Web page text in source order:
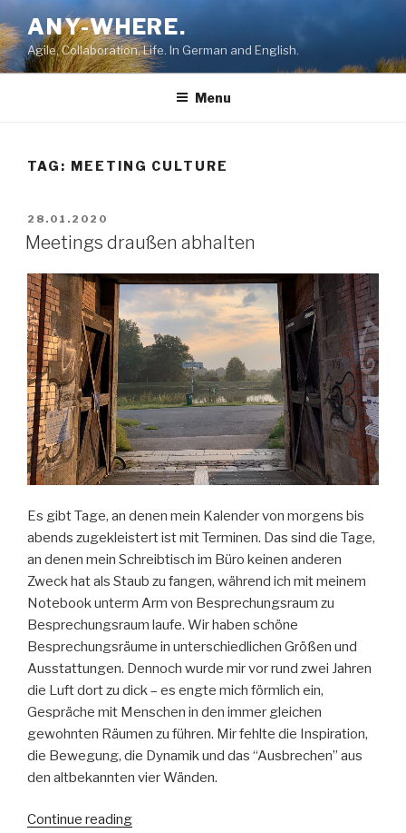
Skip
to
content
ANY-WHERE.
Agile, Collaboration, Life. In German and English.
Menu
TAG: MEETING CULTURE
POSTED
ON
28.01.2020
Meetings draußen abhalten
Es gibt Tage, an denen mein Kalender von morgens bis
abends zugekleistert ist mit Terminen. Das sind die Tage,
an denen mein Schreibtisch im Büro keinen anderen
Zweck hat als Staub zu fangen, während ich mit meinem
Notebook unterm Arm von Besprechungsraum zu
Besprechungsraum laufe. Wir haben schöne
Besprechungsräume in unterschiedlichen Größen und
Ausstattungen. Dennoch wurde mir vor rund zwei Jahren
die Luft dort zu dick – es engte mich förmlich ein,
Gespräche mit Menschen in den immer gleichen
gewohnten Räumen zu führen. Mir fehlte die Inspiration,
die Bewegung, die Dynamik und das “Ausbrechen” aus
den altbekannten vier Wänden.
Continue reading“Meetings